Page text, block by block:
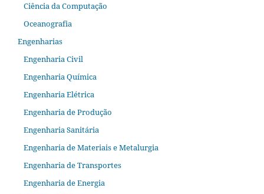
Ciência da Computação
Oceanografia
Engenharias
Engenharia Civil
Engenharia Química
Engenharia Elétrica
Engenharia de Produção
Engenharia Sanitária
Engenharia de Materiais e Metalurgia
Engenharia de Transportes
Engenharia de Energia